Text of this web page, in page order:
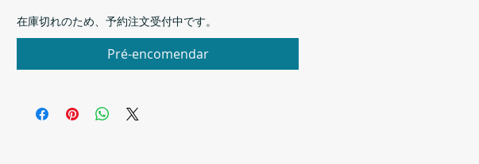
在庫切れのため、予約注文受付中です。
Pré-encomendar